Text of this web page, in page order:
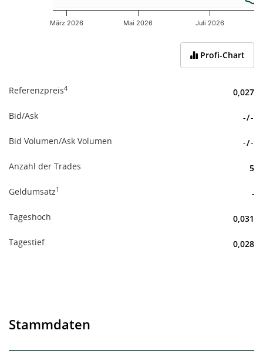
März 2026 Mai 2026 Juli 2026
Profi-Chart
Referenzpreis4 0,027
Bid/Ask -/-
Bid Volumen/Ask Volumen -/-
Anzahl der Trades 5
Geldumsatz1 -
Tageshoch 0,031
Tagestief 0,028
Stammdaten